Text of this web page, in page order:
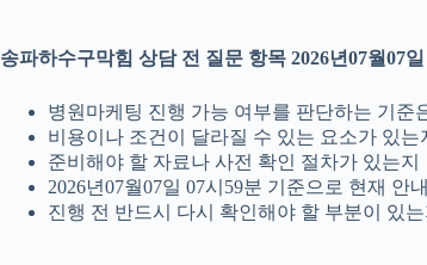
송파하수구막힘 상담 전 질문 항목 2026년07월07
병원마케팅 진행 가능 여부를 판단하는 기준
비용이나 조건이 달라질 수 있는 요소가 있는
준비해야 할 자료나 사전 확인 절차가 있는지
2026년07월07일 07시59분 기준으로 현재 안
진행 전 반드시 다시 확인해야 할 부분이 있는